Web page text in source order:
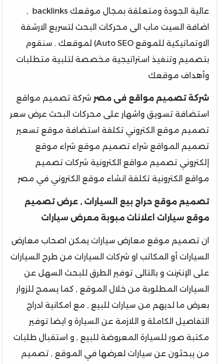
عالية الجودة ومتعلقة بمجال موقعك backlinks ,
اضافة السيت ماب الى محركات البحث لتسريع الارشفة
الاوتماتيكية للموقع Auto SEO) لموقعك . سنقوم
بتصميم وتنفيذ استراتيجية مخصصة لتلبية متطلبات
وأهداف موقعك
شركة تصميم مواقع فى مصر شركة تصميم مواقع
استضافة تسويق واشهار على محركات البحث عرض سعر
تصميم موقع الكتروني تكلفة استضافة موقع تسعير
تصميم المواقع شراء تصميم موقع شراء موقع
إلكتروني تصميم مواقع الكترونية شركات تصميم
مواقع الكترونية تكلفة انشاء موقع الكتروني في مصر
تصميم موقع حراج بيع السيارات , عرض تصميم
موقع سيارات اعلانات مبوبة معرض سيارات
ان تصميم موقع معارض سيارات يمكن اصحاب معارض
السيارات أو المكاتب او شركات السيارات من طرح السيارات
على الإنترنت و بالتالى توفير الطرق للبحث السهل عن
السيارات المطلوبة من خلال الموقع , كما يسمح للزوار
بعرض ما لديهم من سيارات للبيع , مع امكانية ادراج
التفاصيل الكاملة و اللازمة عن السيارة و ايضا توفير
مكتبة صور للسيارة المعروضة للبيع , و استقبال طلبات
من يبحثون عن سيارات لعرضها في الموقع , تصميم